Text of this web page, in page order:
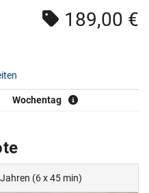
189,00 €
Wochentag
(6 x 45 min)